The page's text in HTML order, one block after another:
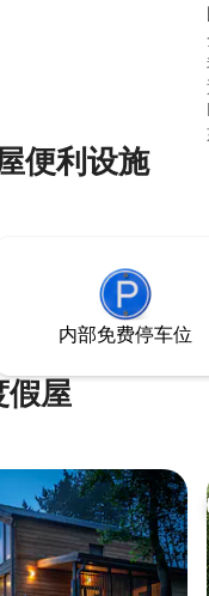
便利设施
内部免费停车位
假屋